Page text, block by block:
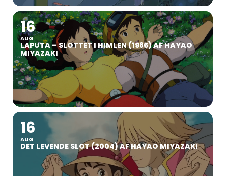
16
AUG
LAPUTA – SLOTTET I HIMLEN (1986) AF HAYAO
MIYAZAKI
16
AUG
DET LEVENDE SLOT (2004) AF HAYAO MIYAZAKI